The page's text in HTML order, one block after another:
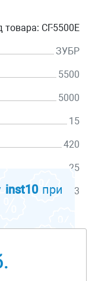
товара: СГ-5500Е
ЗУБР
5500
5000
15
420
25
73
inst10при